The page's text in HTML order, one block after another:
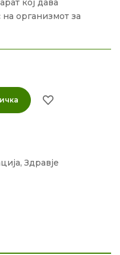
кој дава
организмот за
, Здравје